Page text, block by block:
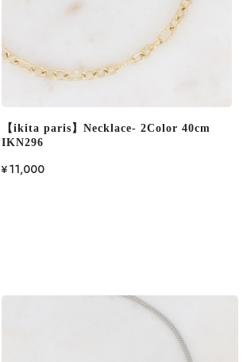
【ikita paris】Necklace- 2Color 40cm
IKN296
¥11,000